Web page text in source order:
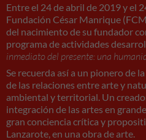
Entre el 24 de abril de 2019 y el
Fundación César Manrique
del nacimiento de su fundador
programa de actividades
inmediato del presente: una
Se recuerda así a un pionero de
de las relaciones entre arte y
ambiental y territorial. Un
integración de las artes en
gran conciencia crítica y
Lanzarote, en una obra de arte.